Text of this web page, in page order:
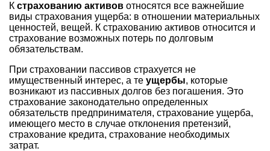
К страхованию активов относятся все важнейшие
виды страхования ущерба: в отношении материальных
ценностей, вещей. К страхованию активов относится и
страхование возможных потерь по долговым
обязательствам.
При страховании пассивов страхуется не
имущественный интерес, а те ущербы, которые
возникают из пассивных долгов без погашения. Это
страхование законодательно определенных
обязательств предпринимателя, страхование ущерба,
имеющего место в случае отклонения претензий,
страхование кредита, страхование необходимых
затрат.